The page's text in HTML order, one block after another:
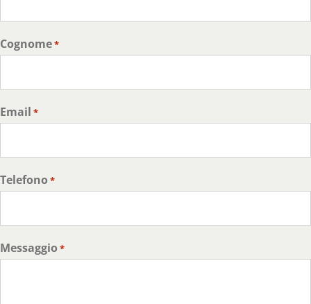
Cognome*
Email *
Telefono *
Messaggio *